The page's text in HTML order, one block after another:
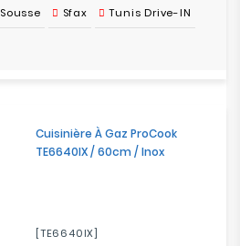
Sousse Sfax Tunis Drive-IN
Cuisinière À Gaz ProCook
TE6640IX / 60cm / Inox
[TE6640IX]